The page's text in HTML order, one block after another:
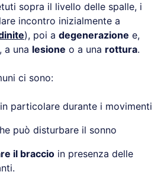
sopra il livello delle spalle, i
incontro inizialmente a
), poi a degenerazione e,
a una lesione o a una rottura.
ci sono:
particolare durante i movimenti
può disturbare il sonno
il braccio in presenza delle